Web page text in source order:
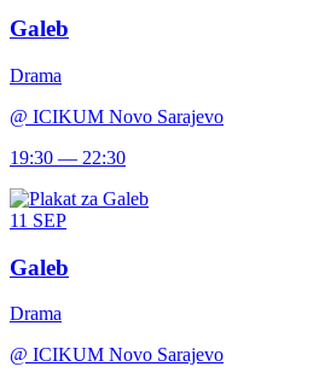
Galeb
Drama
@ ICIKUM Novo Sarajevo
19:30 — 22:30
11 SEP
Galeb
Drama
@ ICIKUM Novo Sarajevo